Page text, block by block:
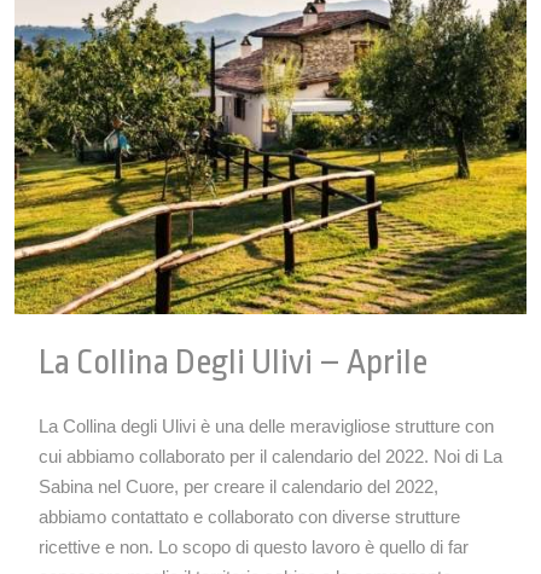
La Collina Degli Ulivi – Aprile
La Collina degli Ulivi è una delle meravigliose strutture con
cui abbiamo collaborato per il calendario del 2022. Noi di La
Sabina nel Cuore, per creare il calendario del 2022,
abbiamo contattato e collaborato con diverse strutture
ricettive e non. Lo scopo di questo lavoro è quello di far